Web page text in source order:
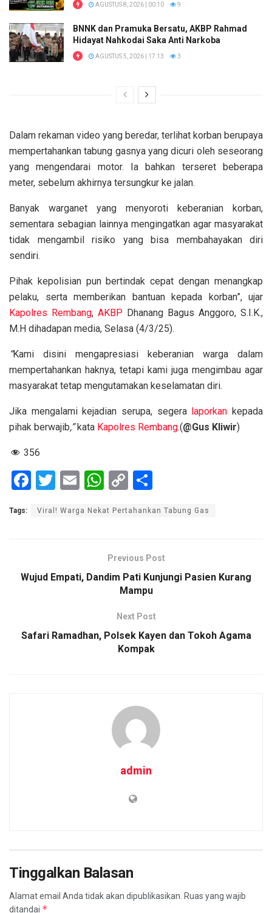
AGUSTUS 8, 2026 | 00:10 9
BNNK dan Pramuka Bersatu, AKBP Rahmad
Hidayat Nahkodai Saka Anti Narkoba
AGUSTUS 5, 2026 | 17:13 3
Dalam rekaman video yang beredar, terlihat korban berupaya
mempertahankan tabung gasnya yang dicuri oleh seseorang
yang mengendarai motor. Ia bahkan terseret beberapa
meter, sebelum akhirnya tersungkur ke jalan.
Banyak warganet yang menyoroti keberanian korban,
sementara sebagian lainnya mengingatkan agar masyarakat
tidak mengambil risiko yang bisa membahayakan diri
sendiri.
Pihak kepolisian pun bertindak cepat dengan menangkap
pelaku, serta memberikan bantuan kepada korban”, ujar
Kapolres Rembang, AKBP Dhanang Bagus Anggoro, S.I.K.,
M.H dihadapan media, Selasa (4/3/25).
“Kami disini mengapresiasi keberanian warga dalam
mempertahankan haknya, tetapi kami juga mengimbau agar
masyarakat tetap mengutamakan keselamatan diri.
Jika mengalami kejadian serupa, segera laporkan kepada
pihak berwajib,”kata Kapolres Rembang.(@Gus Kliwir)
356
F
ce
o
T
tt
E
ail
W
at
A
p
C
py
n
k
ar
Tags: Viral! Warga Nekat Pertahankan Tabung Gas
Previous Post
Wujud Empati, Dandim Pati Kunjungi Pasien Kurang
Mampu
Next Post
Safari Ramadhan, Polsek Kayen dan Tokoh Agama
Kompak
admin
Tinggalkan Balasan
Alamat email Anda tidak akan dipublikasikan. Ruas yang wajib
ditandai *